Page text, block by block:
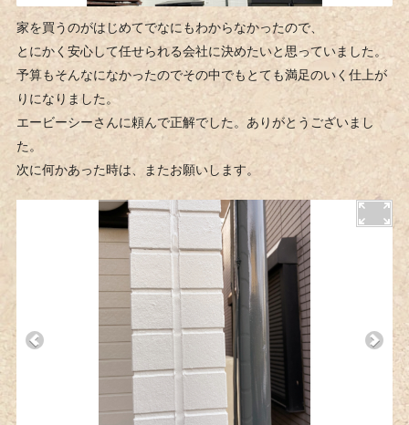
家を買うのがはじめてでなにもわからなかったので、
とにかく安心して任せられる会社に決めたいと思っていました。
予算もそんなになかったのでその中でもとても満足のいく仕上が
りになりました。
エービーシーさんに頼んで正解でした。ありがとうございまし
た。
次に何かあった時は、またお願いします。